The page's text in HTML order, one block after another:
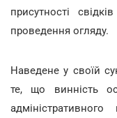
присутності
проведення огляду.
Наведене у своїй
те, що винність